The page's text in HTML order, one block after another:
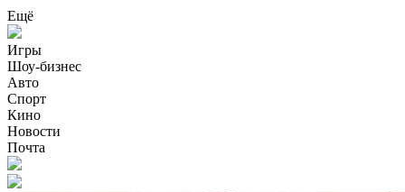
Ещё
Игры
Шоу-бизнес
Авто
Спорт
Кино
Новости
Почта